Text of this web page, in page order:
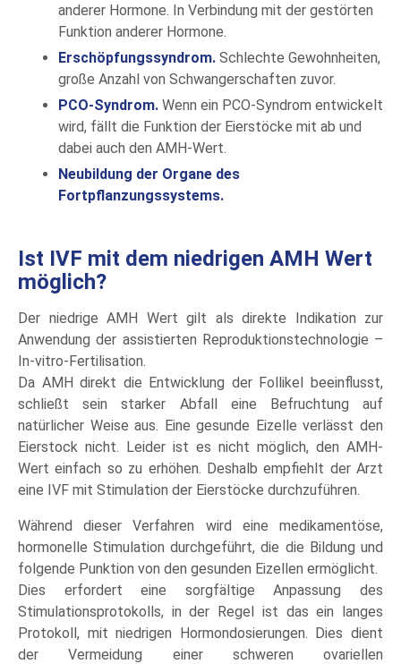
anderer Hormone. In Verbindung mit der gestörten
Funktion anderer Hormone.
Erschöpfungssyndrom. Schlechte Gewohnheiten,
große Anzahl von Schwangerschaften zuvor.
PCO-Syndrom. Wenn ein PCO-Syndrom entwickelt
wird, fällt die Funktion der Eierstöcke mit ab und
dabei auch den AMH-Wert.
Neubildung der Organe des
Fortpflanzungssystems.
Ist IVF mit dem niedrigen AMH Wert
möglich?
Der niedrige AMH Wert gilt als direkte Indikation zur
Anwendung der assistierten Reproduktionstechnologie –
In-vitro-Fertilisation.
Da AMH direkt die Entwicklung der Follikel beeinflusst,
schließt sein starker Abfall eine Befruchtung auf
natürlicher Weise aus. Eine gesunde Eizelle verlässt den
Eierstock nicht. Leider ist es nicht möglich, den AMH-
Wert einfach so zu erhöhen. Deshalb empfiehlt der Arzt
eine IVF mit Stimulation der Eierstöcke durchzuführen.
Während dieser Verfahren wird eine medikamentöse,
hormonelle Stimulation durchgeführt, die die Bildung und
folgende Punktion von den gesunden Eizellen ermöglicht.
Dies erfordert eine sorgfältige Anpassung des
Stimulationsprotokolls, in der Regel ist das ein langes
Protokoll, mit niedrigen Hormondosierungen. Dies dient
der Vermeidung einer schweren ovariellen